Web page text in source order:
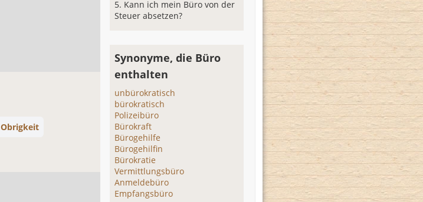
Obrigkeit
Kann ich mein Büro von der
Steuer absetzen?
Synonyme, die Büro
enthalten
unbürokratisch
bürokratisch
Polizeibüro
Bürokraft
Bürogehilfe
Bürogehilfin
Bürokratie
Vermittlungsbüro
Anmeldebüro
Empfangsbüro